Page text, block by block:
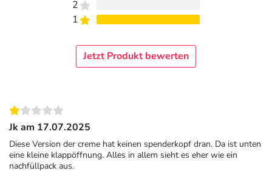
Ideal für die tägliche Anwendung - das ganze Jahr
leichten und pflegenden Rezeptur
Sonnenschutz-Creme schnell ein und bietet
Grundlage für Make-Up.Sieschützt Ihre Haut effektiv
Stress und freien Radikalen.
Die nicht komedogene Formel istbei empfindlicher Haut,
Mischhaut, sowie zu Akne neigender Haut gut geeignet.
Die Creme legt sich sanft und unsichtbar auf die Haut,
2
1
Jetzt Produkt bewerten
Jk am 17.07.2025
Diese Version der creme hat keinen spenderkopf dran. Da ist unten
eine kleine klappöffnung. Alles in allem sieht es eher wie ein
nachfüllpack aus.